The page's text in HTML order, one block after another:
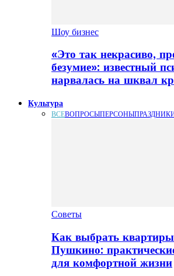
Шоу бизнес
«Это так некрасиво,
безумие»: известный
нарвалась на шквал
Культура
ВСЕВОПРОСЫПЕРСОНЫ
Советы
Как выбрать
Пушкино:
для комфортной жизни